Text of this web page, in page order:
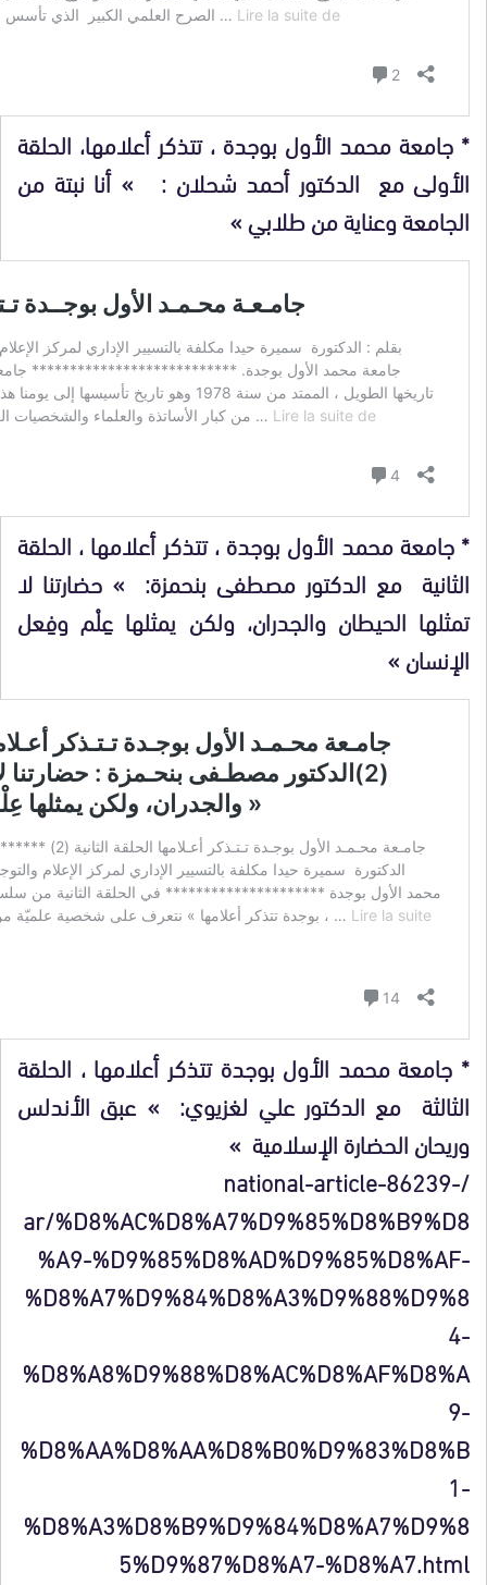
* جامعة محمد الأول بوجدة ، تتذكر أعلامها، الحلقة
الأولى مع الدكتور أحمد شحلان : » أنا نبتة من
الجامعة وعناية من طلابي »
* جامعة محمد الأول بوجدة ، تتذكر أعلامها ، الحلقة
الثانية مع الدكتور مصطفى بنحمزة: » حضارتنا لا
تمثلها الحيطان والجدران، ولكن يمثلها عِلْم وفِعل
الإنسان »
* جامعة محمد الأول بوجدة تتذكر أعلامها ، الحلقة
الثالثة مع الدكتور علي لغزيوي: » عبق الأندلس
وريحان الحضارة الإسلامية »
/national-article-86239-
ar/%D8%AC%D8%A7%D9%85%D8%B9%D8
%A9-%D9%85%D8%AD%D9%85%D8%AF-
%D8%A7%D9%84%D8%A3%D9%88%D9%8
4-
%D8%A8%D9%88%D8%AC%D8%AF%D8%A
9-
%D8%AA%D8%AA%D8%B0%D9%83%D8%B
1-
%D8%A3%D8%B9%D9%84%D8%A7%D9%8
5%D9%87%D8%A7-%D8%A7.html